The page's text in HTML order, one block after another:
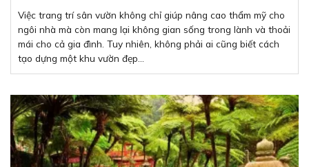
Việc trang trí sân vườn không chỉ giúp nâng cao thẩm mỹ cho
ngôi nhà mà còn mang lại không gian sống trong lành và thoải
mái cho cả gia đình. Tuy nhiên, không phải ai cũng biết cách
tạo dựng một khu vườn đẹp...